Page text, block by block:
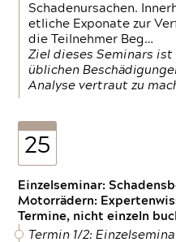
Schadenursachen.
etliche Exponate zur
die Teilnehmer Beg…
Ziel dieses Seminars
üblichen
Analyse vertraut zu
25
Einzelseminar:
Motorrädern:
Termine, nicht einzeln
Termin 1/2: